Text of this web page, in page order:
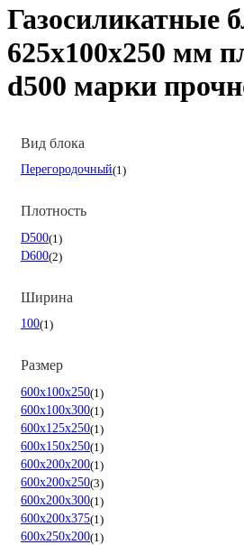
Газосиликатные
625х100х250 мм
d500 марки
Вид блока
Перегородочный 1
Плотность
D500 1
D600 2
Ширина
100 1
Размер
600х100х250 1
600х100х300 1
600х125х250 1
600х150х250 1
600х200х200 1
600х200х250 3
600х200х300 1
600х200х375 1
600х250х200 1